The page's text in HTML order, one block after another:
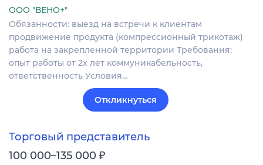
ООО "ВЕНО+"
Обязанности: выезд на встречи к клиентам
продвижение продукта (компрессионный трикотаж)
работа на закрепленной территории Требования:
опыт работы от 2х лет коммуникабельность,
ответственность Условия…
Откликнуться
Торговый представитель
100 000–135 000 ₽